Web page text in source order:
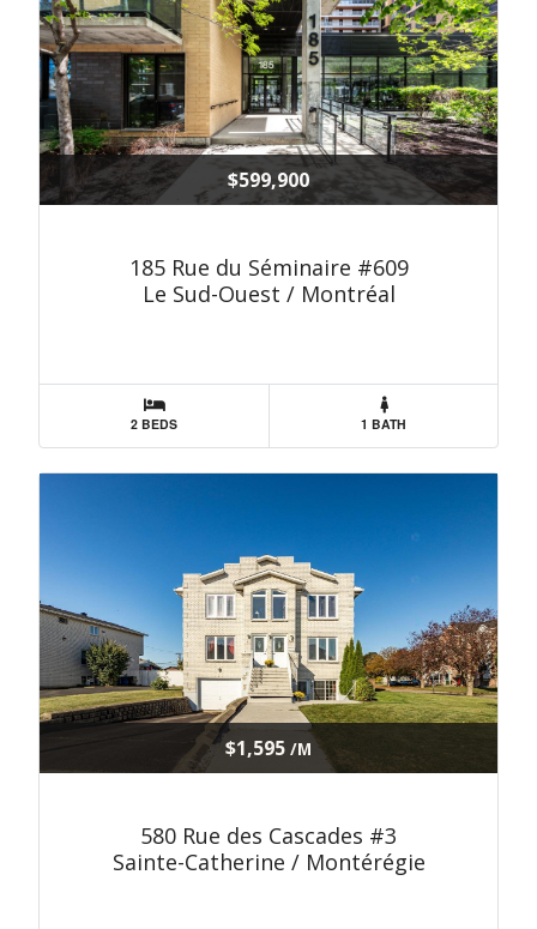
$599,900
185 Rue du Séminaire #609
Le Sud-Ouest / Montréal
2 BEDS 1 BATH
$1,595 /M
580 Rue des Cascades #3
Sainte-Catherine / Montérégie